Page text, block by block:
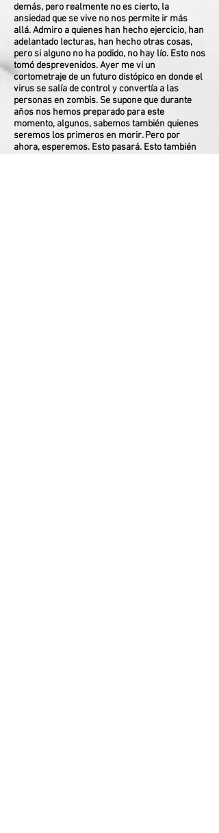
demás, pero realmente no es cierto, la
ansiedad que se vive no nos permite ir más
allá. Admiro a quienes han hecho ejercicio, han
adelantado lecturas, han hecho otras cosas,
pero si alguno no ha podido, no hay lío. Esto nos
tomó desprevenidos. Ayer me vi un
cortometraje de un futuro distópico en donde el
virus se salía de control y convertía a las
personas en zombis. Se supone que durante
años nos hemos preparado para este
momento, algunos, sabemos también quienes
seremos los primeros en morir. Pero por
ahora, esperemos. Esto pasará. Esto también